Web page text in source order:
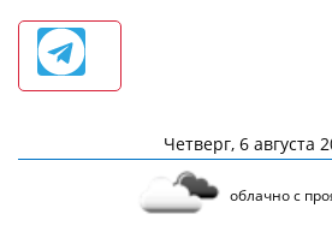
Четверг, 6 августа
облачно с